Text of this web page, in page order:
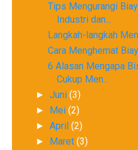
Tips Mengurangi
Industri dan...
Langkah-langkah
Cara Menghemat
6 Alasan Mengapa
Cukup Men...
►Juni(3)
► Mei(2)
►April(2)
► Maret(3)